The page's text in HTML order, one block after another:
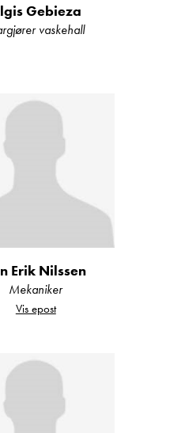
standardmodell
Vi har et
og Laika.
av utstyr som
Åpningstid!
Alt
Gebieza
vaskehall
Erik Nilssen
Mekaniker
Vis epost